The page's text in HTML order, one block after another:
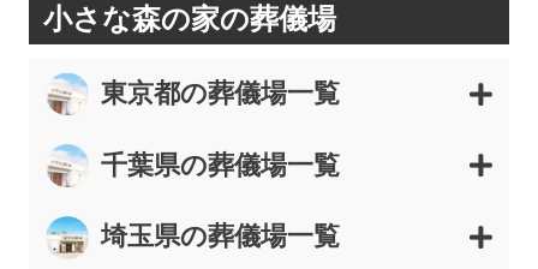
小さな森の家の葬儀場
東京都の葬儀場一覧
千葉県の葬儀場一覧
埼玉県の葬儀場一覧